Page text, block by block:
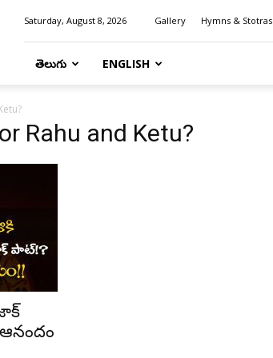
Saturday, August 8, 2026 Gallery Hymns & Stotras
తెలుగు ENGLISH
Rahu and Ketu?